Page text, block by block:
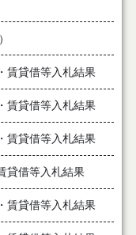
賃貸借等入札結果
賃貸借等入札結果
賃貸借等入札結果
貸借等入札結果
賃貸借等入札結果